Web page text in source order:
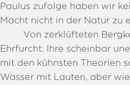
Paulus zufolge haben wir
Macht nicht in der Natur zu
Von zerklüfteten
Ehrfurcht. Ihre scheinbar
mit den kühnsten Theorien
Wasser mit Lauten, aber